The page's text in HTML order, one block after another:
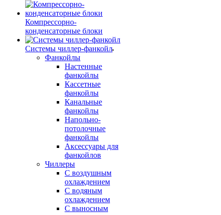
Компрессорно-
конденсаторные блоки
Системы чиллер-фанкойл
Фанкойлы
Настенные
фанкойлы
Кассетные
фанкойлы
Канальные
фанкойлы
Напольно-
потолочные
фанкойлы
Аксессуары для
фанкойлов
Чиллеры
С воздушным
охлаждением
С водяным
охлаждением
С выносным